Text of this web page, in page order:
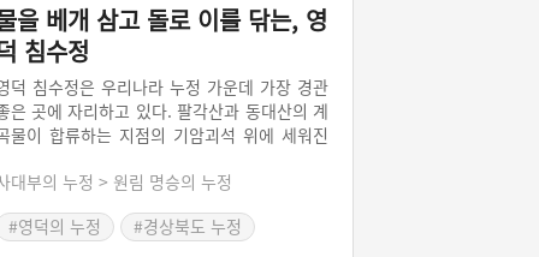
을 베개 삼고 돌로 이를 닦는, 영
침수정
덕 침수정은 우리나라 누정 가운데 가장 경관
은 곳에 자리하고 있다. 팔각산과 동대산의 계
물이 합류하는 지점의 기암괴석 위에 세워진
다. 침수정은 손성을이 1784년(정조 8) 지은
개 삼고, 돌로 이를 닦는다’는 의미로, 침수정
대부의 누정 > 원림 명승의 누정
#영덕의 누정
#경상북도 누정